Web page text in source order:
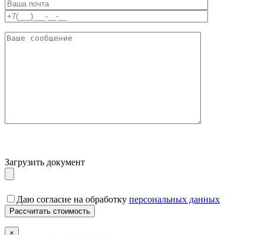
Загрузить документ
Даю согласие на обработку персональных данных
×